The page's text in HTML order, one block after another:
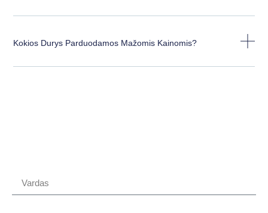
Kokios Durys Parduodamos Mažomis Kainomis?